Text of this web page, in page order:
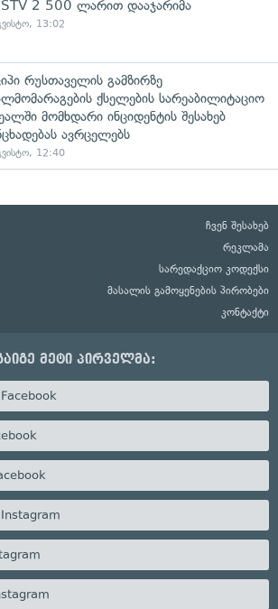
2 500 ლარით დააჯარიმა
13:02
რუსთაველის გამზირზე
ქსელების სარეაბილიტაციო
მომხდარი ინციდენტის შესახებ
ავრცელებს
12:40
ჩვენ შესახებ
რეკლამა
სარედაქციო კოდექსი
მასალის გამოყენების პირობები
კონტაქტი
მეტი პირველმა:
Facebook
Instagram